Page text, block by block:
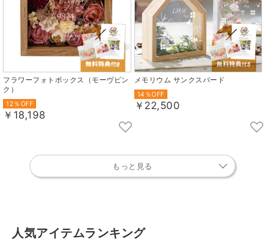
フラワーフォトボックス（モーヴピン
ク）
12％OFF
￥18,198
メモリウム サンクスバード
14％OFF
￥22,500
もっと見る
人気アイテムランキング